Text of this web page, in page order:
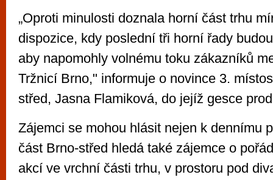
„Oproti minulosti doznala horní část trhu
dispozice, kdy poslední tři horní řady
aby napomohly volnému toku zákazníků
Tržnicí Brno," informuje o novince 3.
střed, Jasna Flamiková, do jejíž gesce
Zájemci se mohou hlásit nejen k dennímu
část Brno-střed hledá také zájemce o
akcí ve vrchní části trhu, v prostoru pod